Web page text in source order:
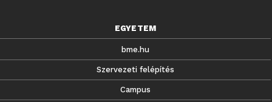
EGYETEM
bme.hu
Szervezeti felépítés
Campus